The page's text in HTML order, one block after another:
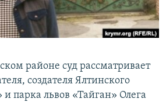
КРЫМА
районе суд рассматривает
создателя Ялтинского
и парка львов «Тайган» Олега